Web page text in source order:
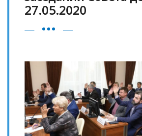
27.05.2020